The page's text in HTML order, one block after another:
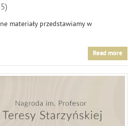
materiały przedstawiamy w
Read more